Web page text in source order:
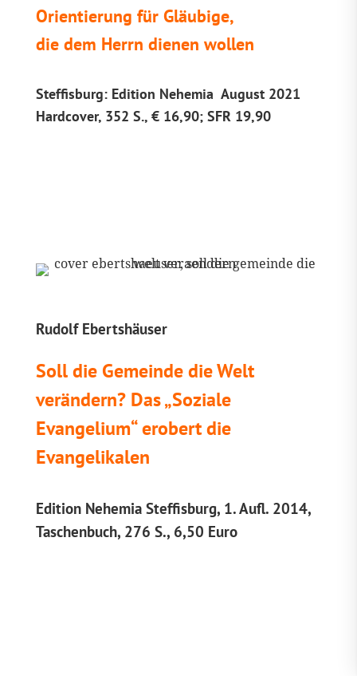
Orientierung für Gläubige,
die dem Herrn dienen wollen
Steffisburg: Edition Nehemia August 2021
Hardcover, 352 S., € 16,90; SFR 19,90
Rudolf Ebertshäuser
Soll die Gemeinde die Welt
verändern? Das „Soziale
Evangelium“ erobert die
Evangelikalen
Edition Nehemia Steffisburg, 1. Aufl. 2014,
Taschenbuch, 276 S., 6,50 Euro